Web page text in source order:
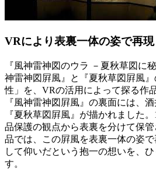
VRにより表裏一体の姿で再現
『風神雷神図のウラ －夏秋草図に
神雷神図屛風』と『夏秋草図屛風
性」を、VRの活用によって探る作
『風神雷神図屛風』の裏面には、
『夏秋草図屛風』が描かれました
品保護の観点から表裏を分けて保
品では、この屛風を表裏一体の姿
して仰いだという抱一の想いを、
す。